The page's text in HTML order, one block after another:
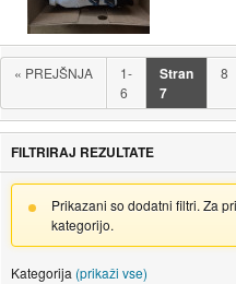
« PREJŠNJA
1-
6
Stran
7
8
FILTRIRAJ REZULTATE
Prikazani so dodatni filtri. Za
kategorijo.
Kategorija (prikaži vse)